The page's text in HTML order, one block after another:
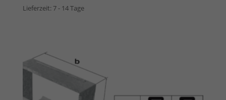
Lieferzeit: 7 - 14 Tage